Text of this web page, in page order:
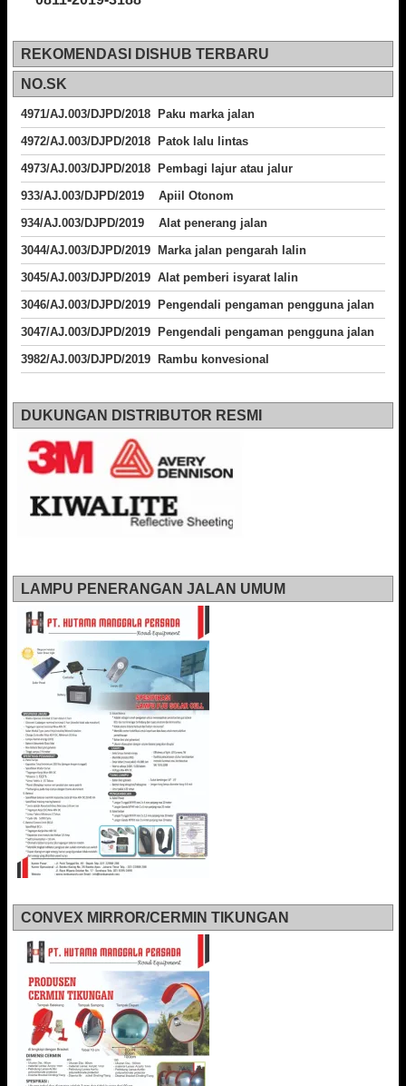
REKOMENDASI DISHUB TERBARU
NO.SK
4971/AJ.003/DJPD/2018 Paku marka jalan
4972/AJ.003/DJPD/2018 Patok lalu lintas
4973/AJ.003/DJPD/2018
Pembagi lajur atau jalur
933/AJ.003/DJPD/2019 Apiil Otonom
934/AJ.003/DJPD/2019 Alat penerang jalan
3044/AJ.003/DJPD/2019 Marka jalan pengarah lalin
3045/AJ.003/DJPD/2019 Alat pemberi isyarat lalin
3046/AJ.003/DJPD/2019 Pengendali pengaman pengguna jalan
3047/AJ.003/DJPD/2019 Pengendali pengaman pengguna jalan
3982/AJ.003/DJPD/2019 Rambu konvesional
DUKUNGAN DISTRIBUTOR RESMI
LAMPU PENERANGAN JALAN UMUM
CONVEX MIRROR/CERMIN TIKUNGAN